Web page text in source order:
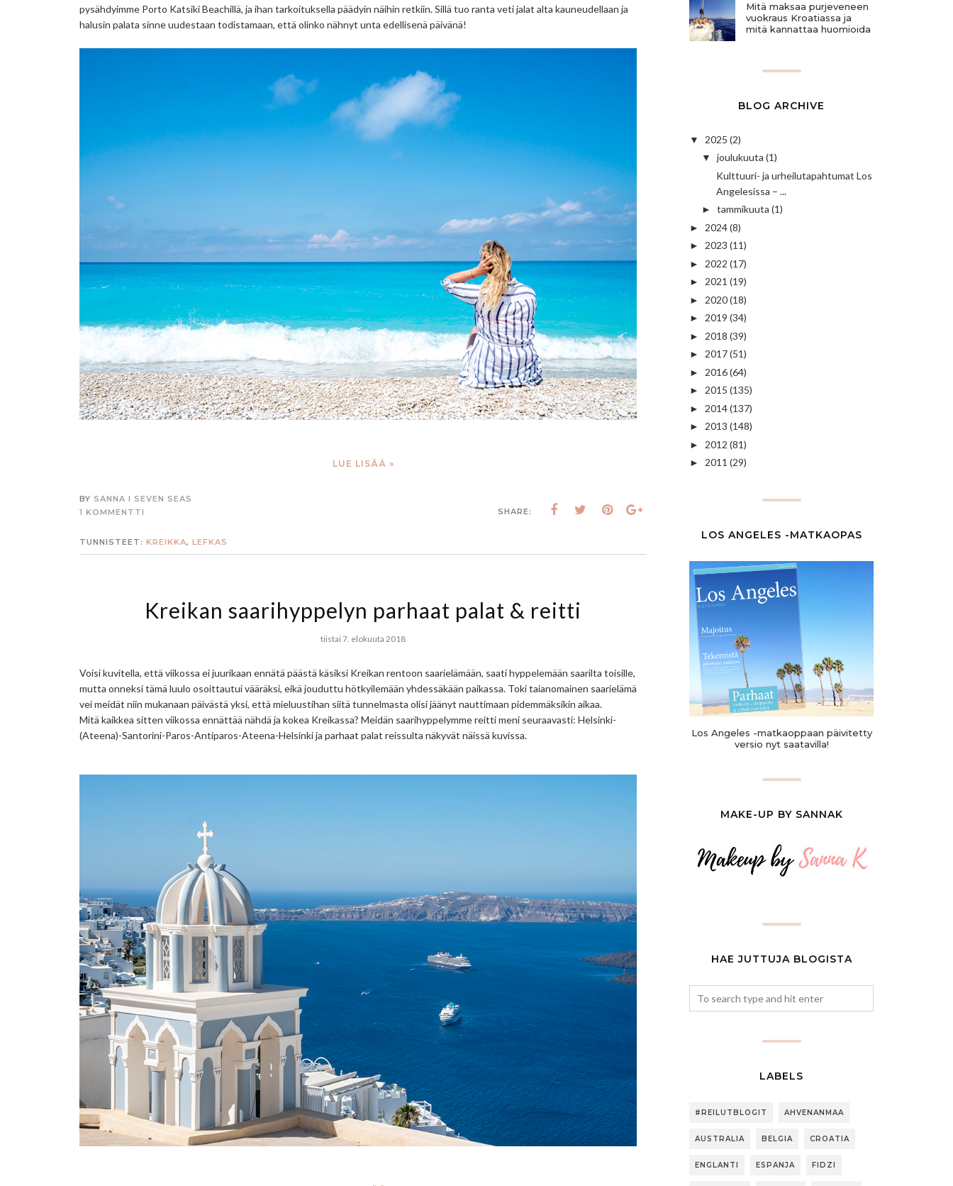
pysähdyimme Porto Katsiki Beachillä, ja ihan tarkoituksella päädyin näihin retkiin. Sillä tuo ranta veti jalat alta kauneudellaan ja
halusin palata sinne uudestaan todistamaan, että olinko nähnyt unta edellisenä päivänä!
LUE LISÄÄ »
BY SANNA I SEVEN SEAS
1 KOMMENTTI
SHARE:
TUNNISTEET: KREIKKA, LEFKAS
Kreikan saarihyppelyn parhaat palat & reitti
tiistai 7. elokuuta 2018
Voisi kuvitella, että viikossa ei juurikaan ennätä päästä käsiksi Kreikan rentoon saarielämään, saati hyppelemään saarilta toisille,
mutta onneksi tämä luulo osoittautui vääräksi, eikä jouduttu hötkyilemään yhdessäkään paikassa. Toki taianomainen saarielämä
vei meidät niin mukanaan päivästä yksi, että mieluustihan siitä tunnelmasta olisi jäänyt nauttimaan pidemmäksikin aikaa.
Mitä kaikkea sitten viikossa ennättää nähdä ja kokea Kreikassa? Meidän saarihyppelymme reitti meni seuraavasti: Helsinki-
(Ateena)-Santorini-Paros-Antiparos-Ateena-Helsinki ja parhaat palat reissulta näkyvät näissä kuvissa.
Mitä maksaa purjeveneen
vuokraus Kroatiassa ja
mitä kannattaa huomioida
BLOG ARCHIVE
▼ 2025 (2)
▼ joulukuuta (1)
Kulttuuri- ja urheilutapahtumat Los
Angelesissa – ...
► tammikuuta (1)
► 2024(8)
► 2023 (11)
► 2022 (17)
► 2021 (19)
► 2020(18)
► 2019 (34)
► 2018 (39)
► 2017(51)
► 2016(64)
► 2015 (135)
► 2014(137)
► 2013 (148)
► 2012 (81)
► 2011 (29)
LOS ANGELES -MATKAOPAS
Los Angeles -matkaoppaan päivitetty
versio nyt saatavilla!
MAKE-UP BY SANNAK
HAE JUTTUJA BLOGISTA
LABELS
#REILUTBLOGIT AHVENANMAA
AUSTRALIA BELGIA CROATIA
ENGLANTI ESPANJA FIDZI